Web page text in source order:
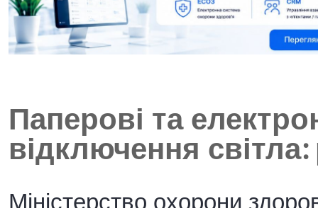
Паперові та
відключення
Міністерство охорони